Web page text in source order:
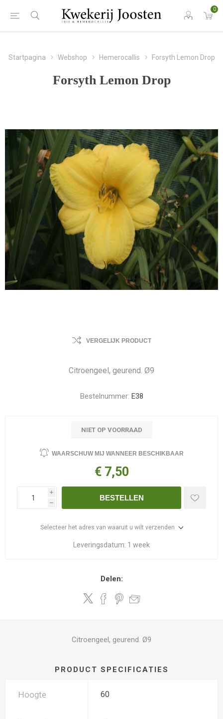
0
Startpagina Webshop Hemerocallis Forsyth Lemon Drop
Forsyth Lemon Drop
VERGELIJK PRODUCT
Citroengeel, geurend. Ø9
Bestelnummer: E38
NIET OP VOORRAAD
WAARSCHUW MIJ WANNEER BESCHIKBAAR
€ 7,50
i
h
BESTELLEN
Selecteer het adres van waaruit u wilt verzenden
Leveringsdatum: 1 week
Delen:
Citroengeel, geurend. Ø9
PRODUCT SPECIFICATIES
Hoogte 60